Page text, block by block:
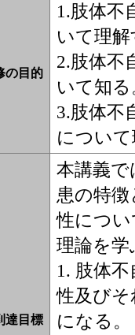
の目的
1.肢体不
いて理
2.肢体不
いて知る
3.肢体不
につい
達目標
本講義
患の特
性につ
理論を学
1. 肢体
性及び
になる。